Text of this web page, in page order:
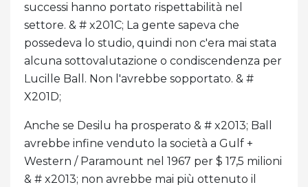
successi hanno portato rispettabilità nel
settore. & # x201C; La gente sapeva che
possedeva lo studio, quindi non c'era mai stata
alcuna sottovalutazione o condiscendenza per
Lucille Ball. Non l'avrebbe sopportato. & #
X201D;
Anche se Desilu ha prosperato & # x2013; Ball
avrebbe infine venduto la società a Gulf +
Western / Paramount nel 1967 per $ 17,5 milioni
& # x2013; non avrebbe mai più ottenuto il